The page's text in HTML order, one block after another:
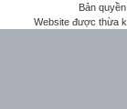
Bản
Website được thừa